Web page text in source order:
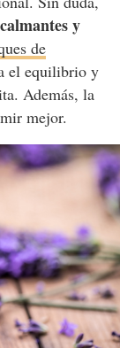
y
de
el equilibrio y
Además, la
mejor.